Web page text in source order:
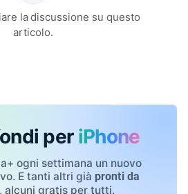
la discussione su questo
articolo.
per iPhone
ogni settimana un nuovo
E tanti altri già pronti da
alcuni gratis per tutti.